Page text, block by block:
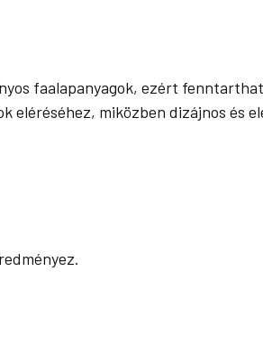
faalapanyagok, ezért
miközben dizájnos és